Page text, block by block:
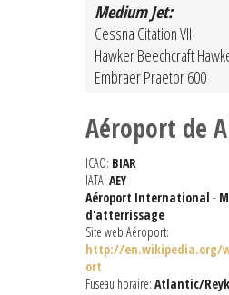
Medium Jet:
Cessna Citation VII
Hawker Beechcraft
Embraer Praetor 600
Aéroport de
ICAO: BIAR
IATA: AEY
Aéroport International -
d'atterrissage
Site web Aéroport:
http://en.wikipedia.org/
ort
Fuseau horaire: Atlantic/